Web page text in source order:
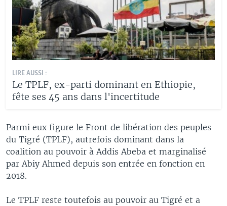
LIRE AUSSI :
Le TPLF, ex-parti dominant en Ethiopie,
fête ses 45 ans dans l'incertitude
Parmi eux figure le Front de libération des peuples
du Tigré (TPLF), autrefois dominant dans la
coalition au pouvoir à Addis Abeba et marginalisé
par Abiy Ahmed depuis son entrée en fonction en
2018.
Le TPLF reste toutefois au pouvoir au Tigré et a